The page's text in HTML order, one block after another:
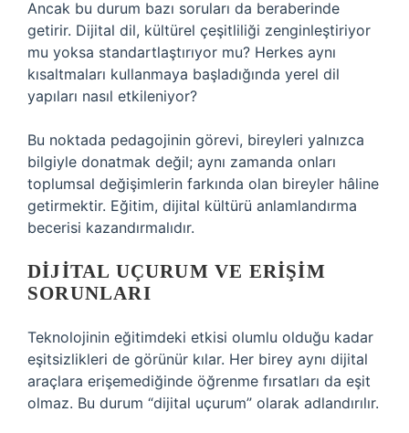
Ancak bu durum bazı soruları da beraberinde
getirir. Dijital dil, kültürel çeşitliliği zenginleştiriyor
mu yoksa standartlaştırıyor mu? Herkes aynı
kısaltmaları kullanmaya başladığında yerel dil
yapıları nasıl etkileniyor?
Bu noktada pedagojinin görevi, bireyleri yalnızca
bilgiyle donatmak değil; aynı zamanda onları
toplumsal değişimlerin farkında olan bireyler hâline
getirmektir. Eğitim, dijital kültürü anlamlandırma
becerisi kazandırmalıdır.
DIJITAL UÇURUM VE ERIŞIM
SORUNLARI
Teknolojinin eğitimdeki etkisi olumlu olduğu kadar
eşitsizlikleri de görünür kılar. Her birey aynı dijital
araçlara erişemediğinde öğrenme fırsatları da eşit
olmaz. Bu durum “dijital uçurum” olarak adlandırılır.